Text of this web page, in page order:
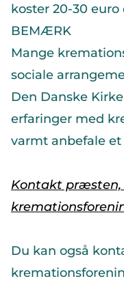
koster 20-30 euro
BEMÆRK
Mange
sociale
Den Danske
erfaringer med
varmt anbefale
Kontakt præsten,
Du kan også